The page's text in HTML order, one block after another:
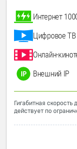
Интернет
Цифровое ТВ
Онлайн-
Внешний IP
Гигабитная
действует по